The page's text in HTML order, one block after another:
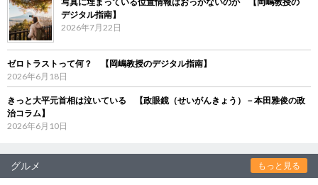
デジタル指南】
2026年7月22日
ゼロトラストって何？ 【岡嶋教授のデジタル指南】
2026年6月18日
きっと大平元首相は泣いている 【政眼鏡（せいがんきょう）－本田雅俊の政
治コラム】
2026年6月10日
グルメ もっと見る